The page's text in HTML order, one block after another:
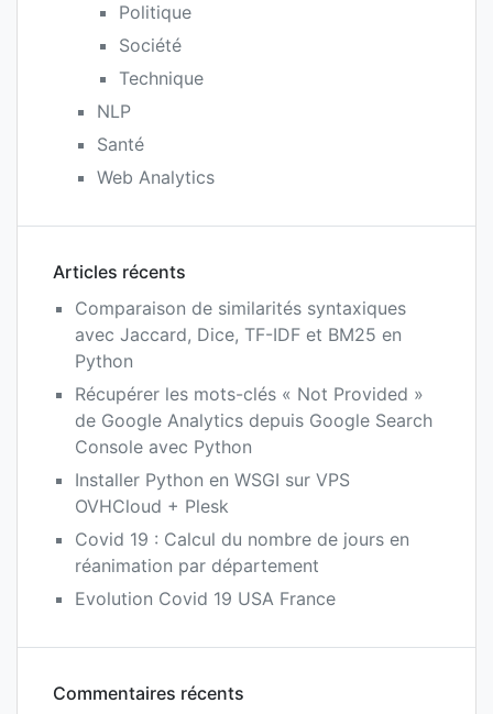
Politique
Société
Technique
NLP
Santé
Web Analytics
Articles récents
Comparaison de similarités syntaxiques
avec Jaccard, Dice, TF-IDF et BM25 en
Python
Récupérer les mots-clés « Not Provided »
de Google Analytics depuis Google Search
Console avec Python
Installer Python en WSGI sur VPS
OVHCloud + Plesk
Covid 19 : Calcul du nombre de jours en
réanimation par département
Evolution Covid 19 USA France
Commentaires récents